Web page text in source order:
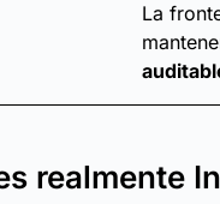
La
realmente